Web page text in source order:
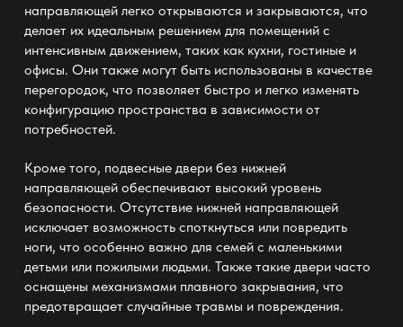
направляющейлегко открываются и закрываются, что
делает их идеальным решением для помещений с
интенсивным движением, таких как кухни, гостиные и
офисы. Они также могут быть использованы в качестве
перегородок, что позволяет быстро и легко изменять
конфигурацию пространства в зависимости от
потребностей.
Кроме того, подвесные двери без нижней
направляющейобеспечивают высокий уровень
безопасности. Отсутствие нижней направляющей
исключает возможность споткнуться или повредить
ноги, что особенно важно для семей с маленькими
детьми или пожилыми людьми. Также такие двери часто
оснащены механизмами плавного закрывания, что
предотвращает случайные травмы и повреждения.